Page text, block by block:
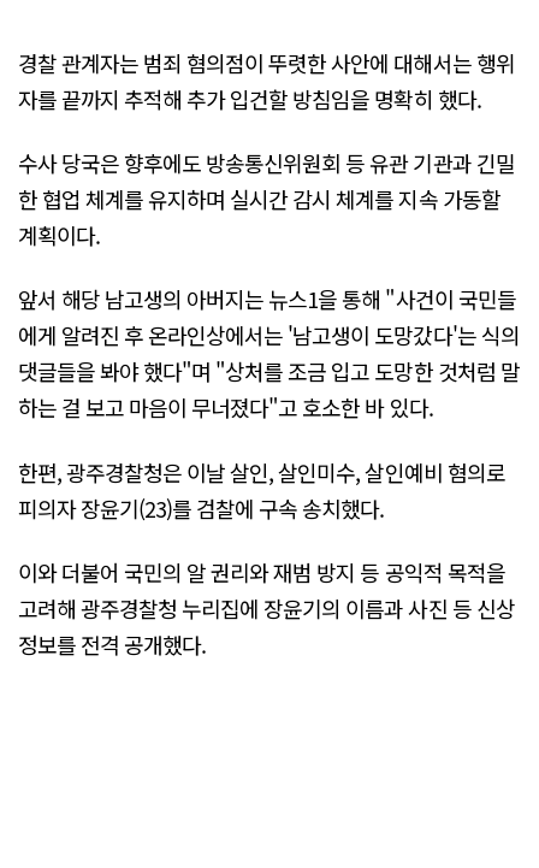
경찰 관계자는 범죄 혐의점이 뚜렷한 사안에 대해서는 행위
자를 끝까지 추적해 추가 입건할 방침임을 명확히 했다.
수사 당국은 향후에도 방송통신위원회 등 유관 기관과 긴밀
한 협업 체계를 유지하며 실시간 감시 체계를 지속 가동할
계획이다.
앞서 해당 남고생의 아버지는 뉴스1을 통해 "사건이 국민들
에게 알려진 후 온라인상에서는 '남고생이 도망갔다'는 식의
댓글들을 봐야 했다"며 "상처를 조금 입고 도망한 것처럼 말
하는 걸 보고 마음이 무너졌다"고 호소한 바 있다.
한편, 광주경찰청은 이날 살인, 살인미수, 살인예비 혐의로
피의자 장윤기(23)를 검찰에 구속 송치했다.
이와 더불어 국민의 알 권리와 재범 방지 등 공익적 목적을
고려해 광주경찰청 누리집에 장윤기의 이름과 사진 등 신상
정보를 전격 공개했다.